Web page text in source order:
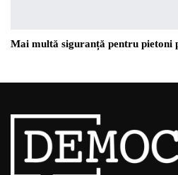
Mai multă siguranță pentru pietoni